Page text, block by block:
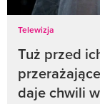
Telewizja
Tuż przed
daje chwili